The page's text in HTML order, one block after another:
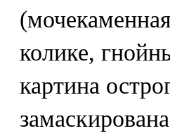
колике,
картина